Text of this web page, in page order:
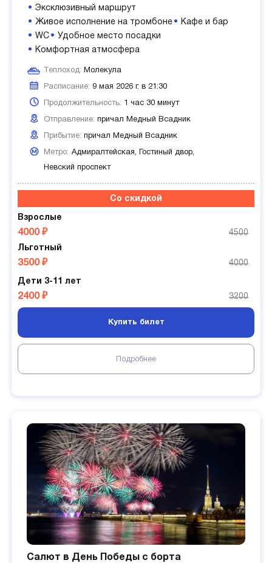
Эксклюзивный маршрут
Живое исполнение на тромбоне
Кафе и бар
WC
Удобное место посадки
Комфортная атмосфера
Теплоход: Молекула
Расписание: 9 мая 2026 г. в 21:30
Продолжительность: 1 час 30 минут
Отправление: причал Медный Всадник
Прибытие: причал Медный Всадник
Метро: Адмиралтейская, Гостиный двор,
Невский проспект
Со скидкой
Взрослые
4500
4000 ₽
Льготный
4000
3500 ₽
Дети 3-11 лет
3200
2400 ₽
Купить билет
Подробнее
Салют в День Победы с борта